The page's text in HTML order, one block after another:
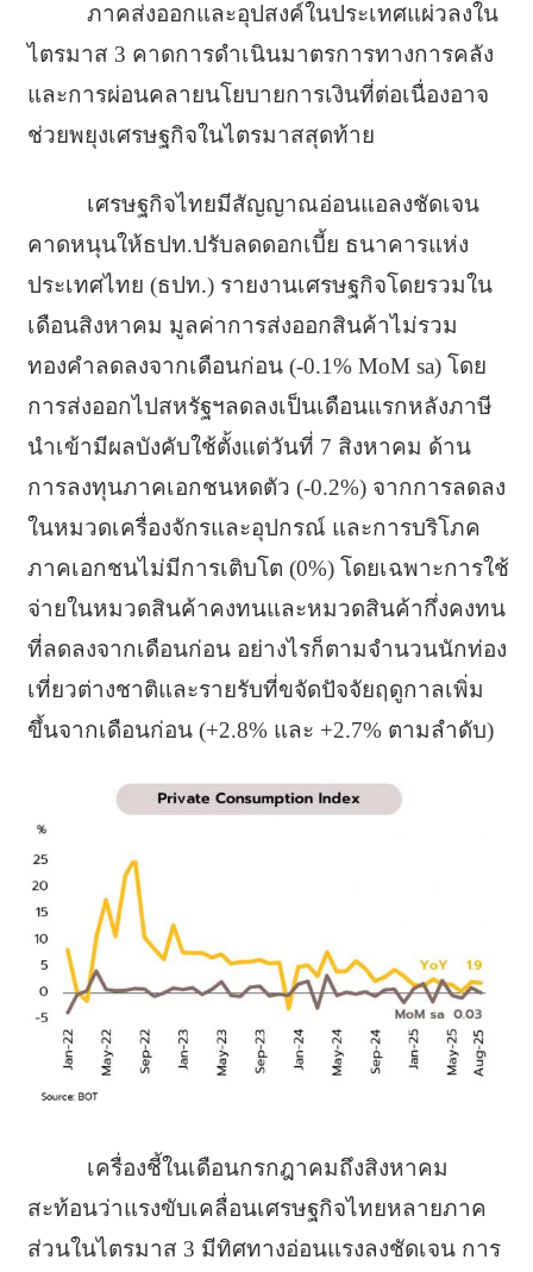
ภาคส่งออกและอุปสงค์ในประเทศแผ่วลงใน
ไตรมาส 3 คาดการดำเนินมาตรการทางการคลัง
และการผ่อนคลายนโยบายการเงินที่ต่อเนื่องอาจ
ช่วยพยุงเศรษฐกิจในไตรมาสสุดท้าย
เศรษฐกิจไทยมีสัญญาณอ่อนแอลงชัดเจน
คาดหนุนให้ธปท.ปรับลดดอกเบี้ย ธนาคารแห่ง
ประเทศไทย (ธปท.) รายงานเศรษฐกิจโดยรวมใน
เดือนสิงหาคม มูลค่าการส่งออกสินค้าไม่รวม
ทองคำลดลงจากเดือนก่อน (-0.1% MoM sa) โดย
การส่งออกไปสหรัฐฯลดลงเป็นเดือนแรกหลังภาษี
นำเข้ามีผลบังคับใช้ตั้งแต่วันที่ 7 สิงหาคม ด้าน
การลงทุนภาคเอกชนหดตัว (-0.2%) จากการลดลง
ในหมวดเครื่องจักรและอุปกรณ์ และการบริโภค
ภาคเอกชนไม่มีการเติบโต (0%) โดยเฉพาะการใช้
จ่ายในหมวดสินค้าคงทนและหมวดสินค้ากึ่งคงทน
ที่ลดลงจากเดือนก่อน อย่างไรก็ตามจำนวนนักท่อง
เที่ยวต่างชาติและรายรับที่ขจัดปัจจัยฤดูกาลเพิ่ม
ขึ้นจากเดือนก่อน (+2.8% และ +2.7% ตามลำดับ)
เครื่องชี้ในเดือนกรกฎาคมถึงสิงหาคม
สะท้อนว่าแรงขับเคลื่อนเศรษฐกิจไทยหลายภาค
ส่วนในไตรมาส 3 มีทิศทางอ่อนแรงลงชัดเจน การ